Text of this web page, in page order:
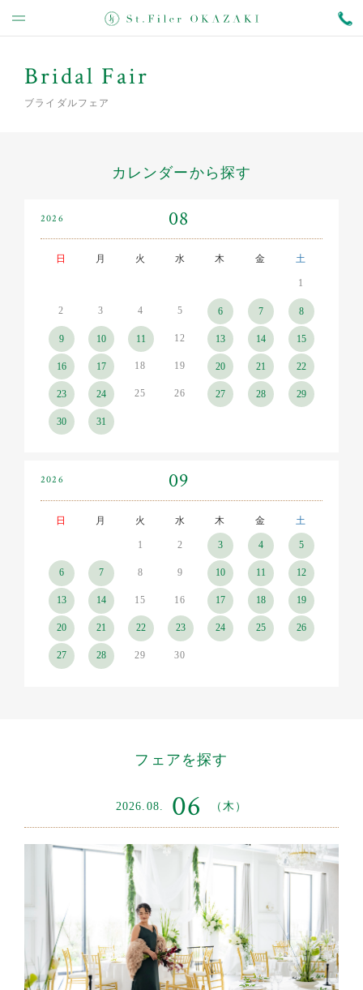
Bridal Fair
ブライダルフェア
カレンダーから探す
2026 08
日 月 火 水 木 金 土
1
2 3 4 5 6 7 8
9 10 11 12 13 14 15
16 17 18 19 20 21 22
23 24 25 26 27 28 29
30 31
2026 09
日 月 火 水 木 金 土
1 2 3 4 5
6 7 8 9 10 11 12
13 14 15 16 17 18 19
20 21 22 23 24 25 26
27 28 29 30
フェアを探す
2026.08. 06 （木）